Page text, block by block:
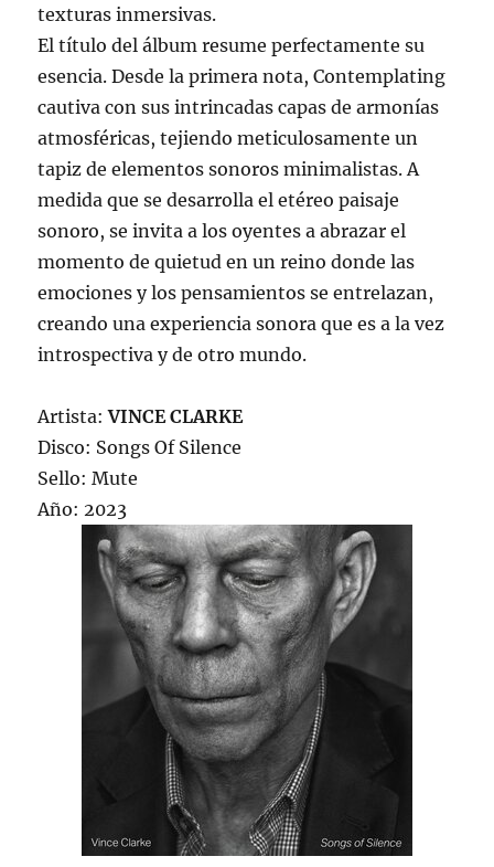
texturas inmersivas.
El título del álbum resume perfectamente su
esencia. Desde la primera nota, Contemplating
cautiva con sus intrincadas capas de armonías
atmosféricas, tejiendo meticulosamente un
tapiz de elementos sonoros minimalistas. A
medida que se desarrolla el etéreo paisaje
sonoro, se invita a los oyentes a abrazar el
momento de quietud en un reino donde las
emociones y los pensamientos se entrelazan,
creando una experiencia sonora que es a la vez
introspectiva y de otro mundo.
Artista:VINCE CLARKE
Disco: Songs Of Silence
Sello: Mute
Año: 2023